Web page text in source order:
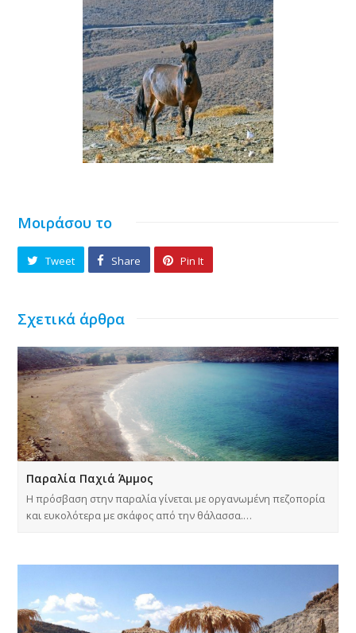
Μοιράσου το
Tweet Share Pin It
Σχετικά άρθρα
Παραλία Παχιά Άμμος
Η πρόσβαση στην παραλία γίνεται με οργανωμένη πεζοπορία
και ευκολότερα με σκάφος από την θάλασσα.…